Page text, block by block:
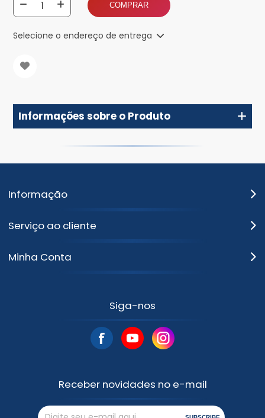
COMPRAR
Selecione o endereço de entrega
Informações sobre o Produto
Informação
Serviço ao cliente
Minha Conta
Siga-nos
Receber novidades no e-mail